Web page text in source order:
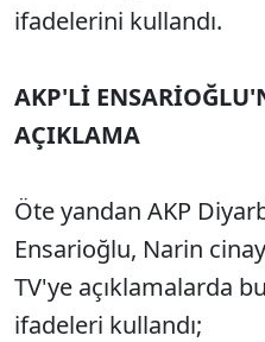
ifadelerini kullandı.
AKP'Lİ
AÇIKLAMA
Öte yandan AKP
Ensarioğlu, Narin
TV'ye açıklamalarda
ifadeleri kullandı;